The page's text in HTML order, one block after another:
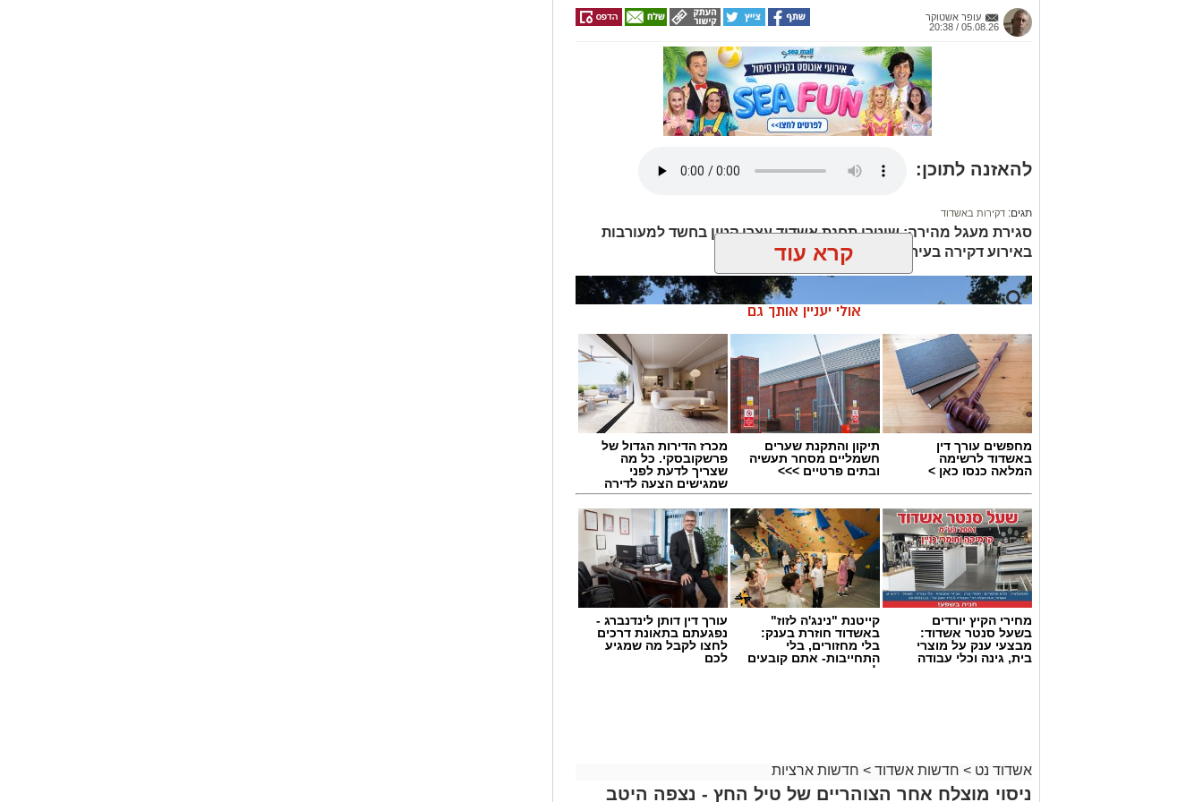
עופר אשטוקר
05.08.26 / 20:38
להאזנה לתוכן:
תגים: דקירות באשדוד
סגירת מעגל מהירה: שוטרי תחנת אשדוד עצרו קטין בחשד למעורבות
באירוע דקירה בעיר
צילום: שמחה חסיד הצלה דרום
היום בשעות אחר הצוהריים התקבל דיווח במוקד המשטרה אודות אירוע דקירה
מהזירה, גביית עדויות וסריקות נרחבות במטרה לאתר את החשוד.
קרא עוד
אולי יעניין אותך גם
מחפשים עורך דין
באשדוד לרשימה
המלאה כנסו כאן >
תיקון והתקנת שערים
חשמליים מסחר תעשיה
ובתים פרטיים >>>
מכרז הדירות הגדול של
פרשקובסקי. כל מה
שצריך לדעת לפני
שמגישים הצעה לדירה
באשדוד
מחירי הקיץ יורדים
בשעל סנטר אשדוד:
מבצעי ענק על מוצרי
בית, גינה וכלי עבודה
קייטנת "נינג'ה לזוז"
באשדוד חוזרת בענק:
בלי מחזורים, בלי
התחייבות- אתם קובעים
לכמה ואיזה ימים
עורך דין דותן לינדנברג -
נפגעתם בתאונת דרכים
לחצו לקבל מה שמגיע
לכם
אשדוד נט > חדשות אשדוד > חדשות ארציות
ניסוי מוצלח אחר הצוהריים של טיל החץ - נצפה היטב